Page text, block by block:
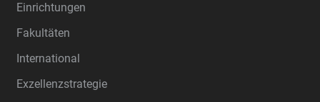
Einrichtungen
Fakultäten
International
Exzellenzstrategie